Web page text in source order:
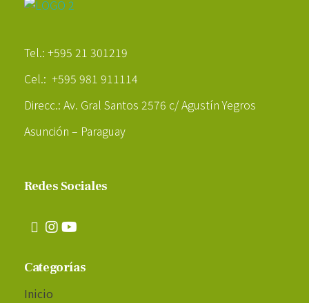
Tel.: +595 21 301219
Cel.: +595 981 911114
Direcc.: Av. Gral Santos 2576 c/ Agustín Yegros
Asunción – Paraguay
Redes Sociales
Categorías
Inicio